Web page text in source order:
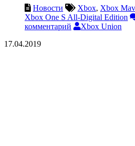
Новости Xbox, Xbox
Xbox One S All-Digital Edition
комментарий
Xbox Union
17.04.2019